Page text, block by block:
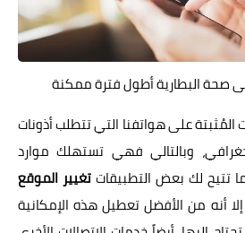
صحة البطارية أطول فترة ممكنة
المُثبتة على هواتفنا التي تتطلب أذونات
وبالتالي فهي تستهلك موارد
تتيح لك بعض التطبيقاتتغيير الموقع
إلا أنه من الأفضل تعطيل هذه الإمكانية